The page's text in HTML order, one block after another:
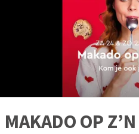
MAKADO OP